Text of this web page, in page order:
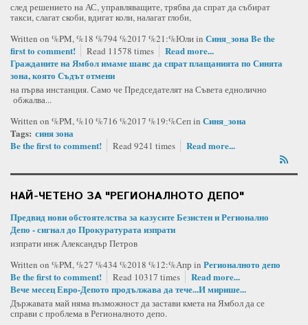
след решението на АС, управляващите, трябва да спрат да събират
такси, слагат скоби, вдигат коли, налагат глоби,
Written on %PM, %18 %794 %2017 %21:%Юлиin Синя_зонаBe the
first to comment!
Read 11578 times
Read more...
Гражданите на Ямбол имаме шанс да спрат плащанията по Синята
зона, която Съдът отмени
на първа инстанция. Само че Председателят на Съвета еднолично
обжалва...
Written on %PM, %10 %716 %2017 %19:%Сепin Синя_зона
Tags: синя зона
Be the first to comment!
Read 9241 times Read more...
НАЙ-ЧЕТЕНО ЗА "РЕГИОНАЛНОТО ДЕПО"
Предвид нови обстоятелства за казусите Безистен и Регионално
Депо - сигнал до Прокуратурата изпрати
изпрати инж Александър Петров
Written on %PM, %27 %434 %2018 %12:%Апр in Регионалното депо
Be the first to comment!
Read 10317 times
Read more...
Вече месец Евро-Депото продължава да тече...И мирише...
Държавата май няма възможност да застави кмета на Ямбол да се
справи с проблема в Регионалното депо.